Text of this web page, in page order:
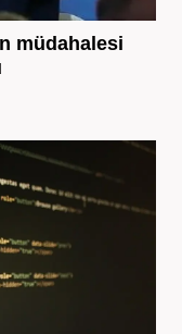
müdahalesi